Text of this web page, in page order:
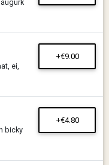
ei,
+€9.00
bicky
+€4.80